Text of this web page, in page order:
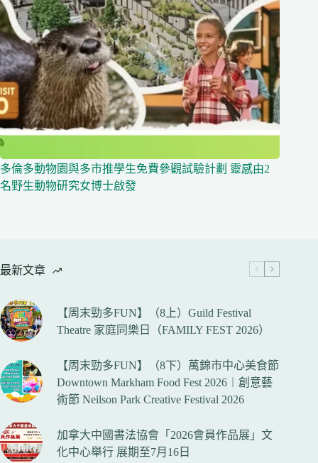
多倫多動物園與多市推學生免費參觀試驗計劃 靈感由2
名野生動物研究女博士啟發
最新文章
【周末勁多FUN】（8上）Guild Festival
Theatre 家庭同樂日（FAMILY FEST 2026）
【周末勁多FUN】（8下）萬錦市中心美食節
Downtown Markham Food Fest 2026︱創意藝
術節 Neilson Park Creative Festival 2026
加拿大中國書法協會「2026會員作品展」文
化中心舉行 展期至7月16日